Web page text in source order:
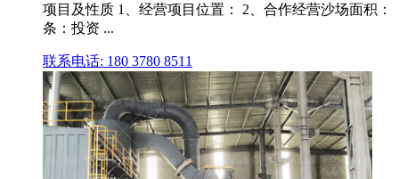
项目及性质 1、经营项目位置： 2、合作经营沙场面积：
条：投资 ...
联系电话: 180 3780 8511